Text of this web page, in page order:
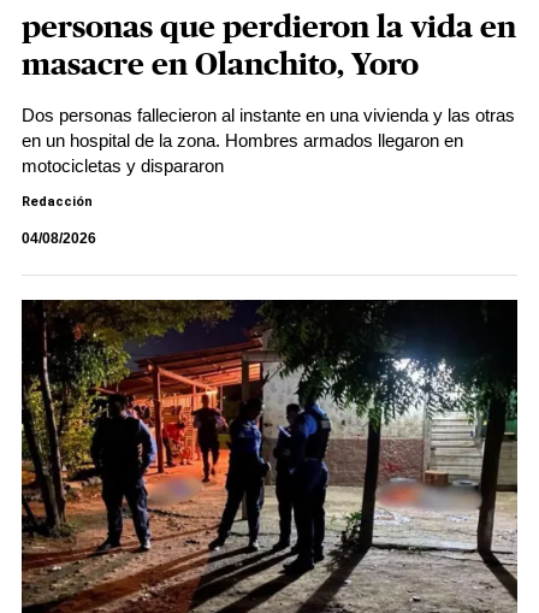
personas que perdieron la vida en
masacre en Olanchito, Yoro
Dos personas fallecieron al instante en una vivienda y las otras
en un hospital de la zona. Hombres armados llegaron en
motocicletas y dispararon
Redacción
04/08/2026